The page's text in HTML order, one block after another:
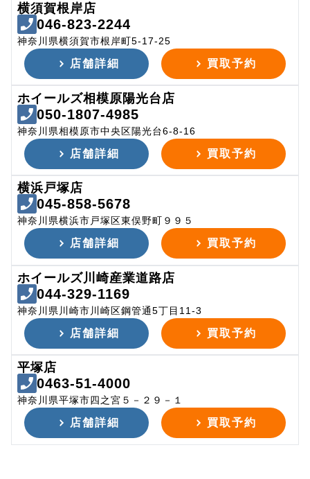
横須賀根岸店
046-823-2244
神奈川県横須賀市根岸町5-17-25
店舗詳細 買取予約
ホイールズ相模原陽光台店
050-1807-4985
神奈川県相模原市中央区陽光台6-8-16
店舗詳細 買取予約
横浜戸塚店
045-858-5678
神奈川県横浜市戸塚区東俣野町９９５
店舗詳細 買取予約
ホイールズ川崎産業道路店
044-329-1169
神奈川県川崎市川崎区鋼管通5丁目11-3
店舗詳細 買取予約
平塚店
0463-51-4000
神奈川県平塚市四之宮５－２９－１
店舗詳細 買取予約